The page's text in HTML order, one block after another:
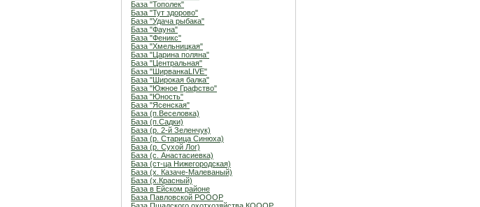
База "Тополек"
База "Тут здорово"
База "Удача рыбака"
База "Фауна"
База "Феникс"
База "Хмельницкая"
База "Царина поляна"
База "Центральная"
База "ШирванкаLIVE"
База "Широкая балка"
База "Южное Графство"
База "Юность"
База "Ясенская"
База (п.Веселовка)
База (п.Садки)
База (р. 2-й Зеленчук)
База (р. Старица Синюха)
База (р. Сухой Лог)
База (с. Анастасиевка)
База (ст-ца Нижегородская)
База (х. Казаче-Малеваный)
База (х.Красный)
База в Ейском районе
База Павловской РОООР